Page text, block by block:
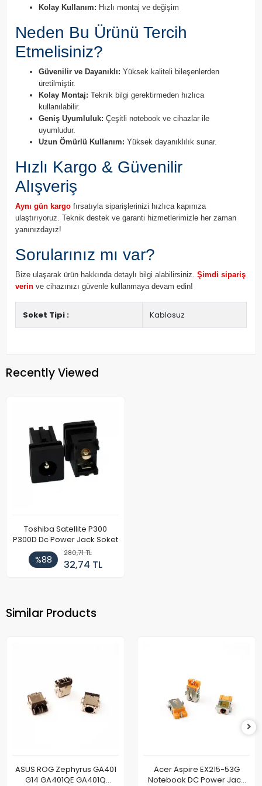
Kolay Kullanım: Hızlı montaj ve değişim
Neden Bu Ürünü Tercih
Etmelisiniz?
Güvenilir ve Dayanıklı: Yüksek kaliteli bileşenlerden
üretilmiştir.
Kolay Montaj: Teknik bilgi gerektirmeden hızlıca
kullanılabilir.
Geniş Uyumluluk: Çeşitli notebook ve cihazlar ile
uyumludur.
Uzun Ömürlü Kullanım: Yüksek dayanıklılık sunar.
Hızlı Kargo & Güvenilir
Alışveriş
Aynı gün kargo fırsatıyla siparişlerinizi hızlıca kapınıza
ulaştırıyoruz. Teknik destek ve garanti hizmetlerimizle her zaman
yanınızdayız!
Sorularınız mı var?
Bize ulaşarak ürün hakkında detaylı bilgi alabilirsiniz. Şimdi sipariş
verin ve cihazınızı güvenle kullanmaya devam edin!
Soket Tipi : Kablosuz
Recently Viewed
Toshiba Satellite P300
P300D Dc Power Jack Soket
%88
280,71 TL
32,74 TL
Similar Products
ASUS ROG Zephyrus GA401
G14 GA401QE GA401Q
Acer Aspire EX215-53G
Notebook DC Power Jack